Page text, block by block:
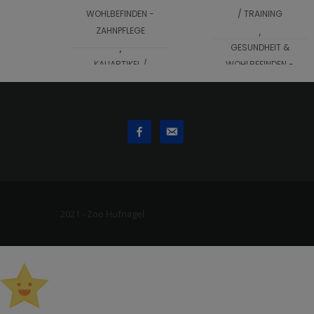
WARENKORB
IN DEN
WARENKORB
WOHLBEFINDEN -
ZAHNPFLEGE
,
KAUARTIKEL /
LECKERLIS -
Vegdog
Dentals, 120g
/ TRAINING
,
GESUNDHEIT &
WOHLBEFINDEN -
ZAHNPFLEGE